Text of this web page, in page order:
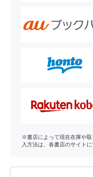
※書店によって現在在庫や
入方法は、各書店のサイトに